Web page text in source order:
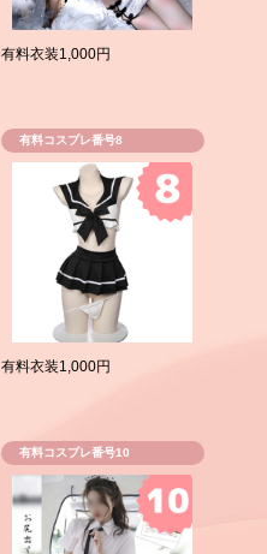
有料衣装1,000円
有料コスプレ番号8
有料衣装1,000円
有料コスプレ番号10